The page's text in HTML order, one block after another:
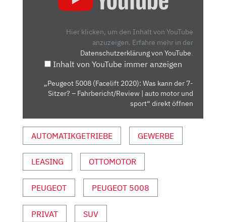
(FACELIFT
SITZER?
AUTO
MOTOR
UND
SPORT“
YOUTUBE
ANZEIGEN
Hier klicken, um den Inhalt von YouTube
anzuzeigen. Erfahre mehr in der
Datenschutzerklärung von YouTube.
Inhalt von YouTube immer anzeigen
„Peugeot 5008 (Facelift 2020): Was kann der 7-
Sitzer? – Fahrbericht/Review | auto motor und
sport“ direkt öffnen
AUTOMATIKGETRIEBE GEWERBE
LEASING OTTOMOTOR
PEUGEOT PEUGEOT 5008
PRIVAT SUV